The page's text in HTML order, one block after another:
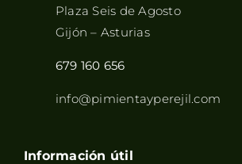
Plaza Seis de Agosto
Gijón – Asturias
679 160 656
info@pimientayperejil.com
Información útil